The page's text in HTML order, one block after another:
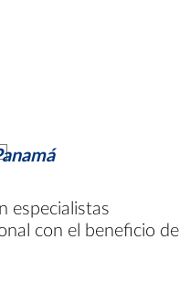
especialistas
con el beneficio de